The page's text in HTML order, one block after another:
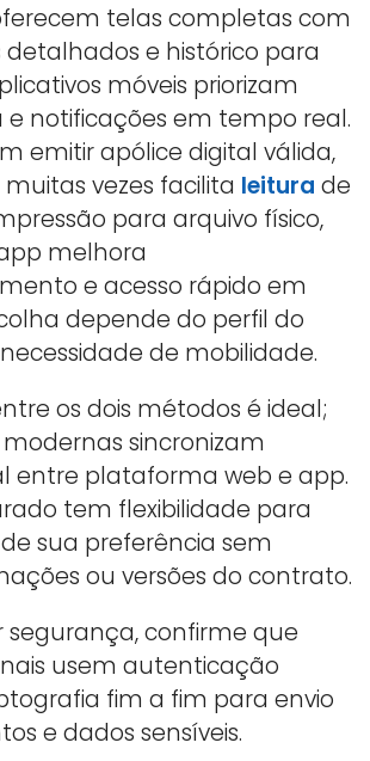
telas completas com
e histórico para
móveis priorizam
e notificações em tempo real.
emitir apólice digital válida,
vezes facilita leitura de
para arquivo físico,
melhora
e acesso rápido em
depende do perfil do
de mobilidade.
os dois métodos é ideal;
sincronizam
entre plataforma web e app.
tem flexibilidade para
sua preferência sem
ou versões do contrato.
segurança, confirme que
usem autenticação
fim a fim para envio
e dados sensíveis.